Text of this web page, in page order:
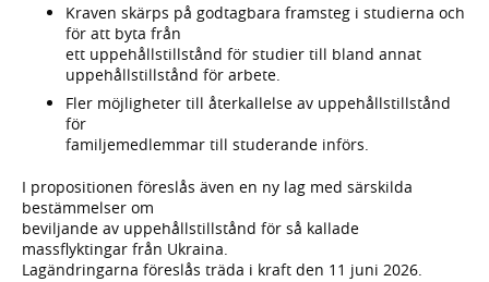
Kraven skärps på godtagbara framsteg i studierna och
för att byta från
ett uppehållstillstånd för studier till bland annat
uppehållstillstånd för arbete.
Fler möjligheter till återkallelse av uppehållstillstånd
för
familjemedlemmar till studerande införs.
I propositionen föreslås även en ny lag med särskilda
bestämmelser om
beviljande av uppehållstillstånd för så kallade
massflyktingar från Ukraina.
Lagändringarna föreslås träda i kraft den 11 juni 2026.